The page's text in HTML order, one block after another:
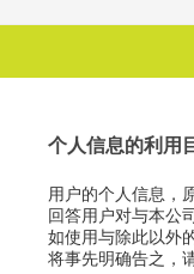
个人信息的利用
用户的个人信息，
回答用户对与本公
如使用与除此以外
将事先明确告之，